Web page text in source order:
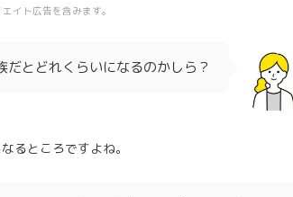
イト広告を含みます。
とどれくらいになるのかしら？
るところですよね。